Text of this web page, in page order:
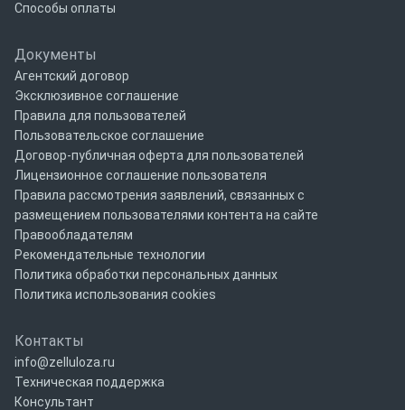
Способы оплаты
Документы
Агентский договор
Эксклюзивное соглашение
Правила для пользователей
Пользовательское соглашение
Договор-публичная оферта для пользователей
Лицензионное соглашение пользователя
Правила рассмотрения заявлений, связанных с
размещением пользователями контента на сайте
Правообладателям
Рекомендательные технологии
Политика обработки персональных данных
Политика использования cookies
Контакты
info@zelluloza.ru
Техническая поддержка
Консультант